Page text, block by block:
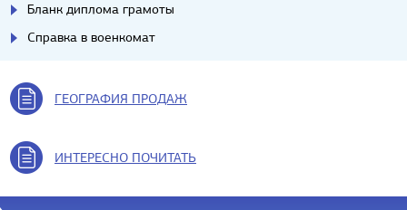
Бланк диплома грамоты
Справка в военкомат
ГЕОГРАФИЯ ПРОДАЖ
ИНТЕРЕСНО ПОЧИТАТЬ